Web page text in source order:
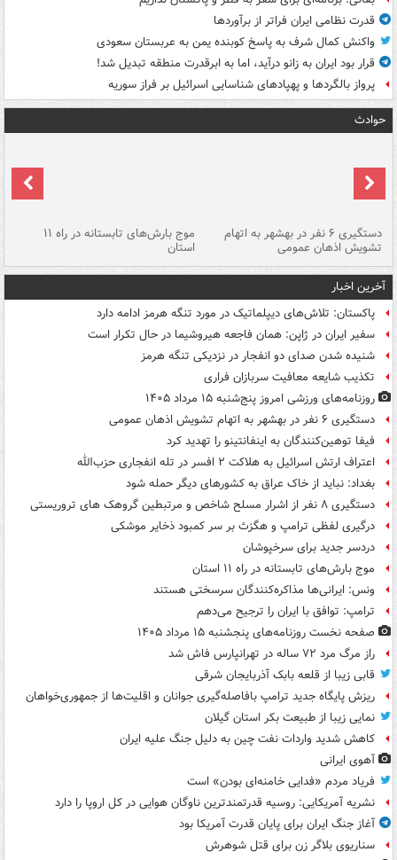
قدرت نظامی ایران فراتر از برآوردها
واکنش کمال شرف به پاسخ کوبنده یمن به عربستان سعودی
قرار بود ایران به زانو درآید، اما به ابرقدرت منطقه تبدیل شد!
پرواز بالگردها و پهپادهای شناسایی اسرائیل بر فراز سوریه
حوادث
دستگیری ۶ نفر در بهشهر به اتهام
تشویش اذهان عمومی
موج بارش‌های تابستانه در راه ۱۱
استان
آخرین اخبار
پاکستان: تلاش‌های دیپلماتیک در مورد تنگه هرمز ادامه دارد
سفیر ایران در ژاپن: همان فاجعه هیروشیما در حال تکرار است
شنیده شدن صدای دو انفجار در نزدیکی تنگه هرمز
تکذیب شایعه معافیت سربازان فراری
روزنامه‌های ورزشی امروز پنج‌شنبه ۱۵ مرداد ۱۴۰۵
دستگیری ۶ نفر در بهشهر به اتهام تشویش اذهان عمومی
فیفا توهین‌کنندگان به اینفانتینو را تهدید کرد
اعتراف ارتش اسرائیل به هلاکت ۲ افسر در تله انفجاری حزب‌الله
بغداد: نباید از خاک عراق به کشورهای دیگر حمله شود
دستگیری ۸ نفر از اشرار مسلح شاخص و مرتبطین گروهک های تروریستی
درگیری لفظی ترامپ و هگزث بر سر کمبود ذخایر موشکی
دردسر جدید برای سرخپوشان
موج بارش‌های تابستانه در راه ۱۱ استان
ونس: ایرانی‌ها مذاکره‌کنندگان سرسختی هستند
ترامپ: توافق با ایران را ترجیح می‌دهم
صفحه نخست روزنامه‌های پنجشنبه ۱۵ مرداد ۱۴۰۵
راز مرگ مرد ۷۲ ساله در تهرانپارس فاش شد
قابی زیبا از قلعه بابک آذربایجان شرقی
ریزش پایگاه جدید ترامپ بافاصله‌گیری جوانان و اقلیت‌ها از جمهوری‌خواهان
نمایی زیبا از طبیعت بکر استان گیلان
کاهش شدید واردات نفت چین به دلیل جنگ علیه ایران
آهوی ایرانی
فریاد مردم «فدایی خامنه‌ای بودن» است
نشریه آمریکایی: روسیه قدرتمندترین ناوگان هوایی در کل اروپا را دارد
آغاز جنگ ایران برای پایان قدرت آمریکا بود
سناریوی بلاگر زن برای قتل شوهرش